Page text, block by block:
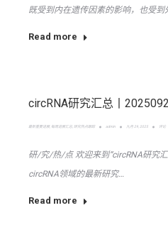
既受到内在遗传因素的影响，也受到
Read more
circRNA研究汇总丨
最新重要进展 每周进展汇总 研究热点跟踪 admin 九月 29, 2025 评论
研/究/热/点 欢迎来到“circRNA研究
circRNA领域的最新研究…
Read more